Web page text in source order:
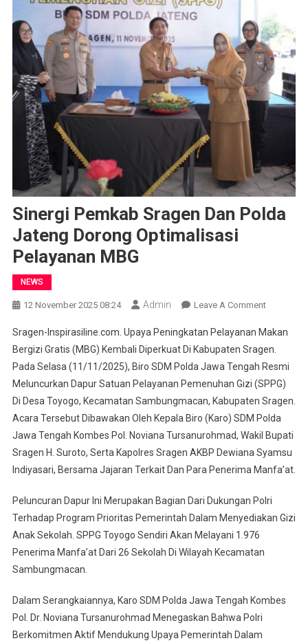
Sinergi Pemkab Sragen Dan Polda
Jateng Dorong Optimalisasi
Pelayanan MBG
NEWS
12 November 2025 08:24 Admin Leave A CommentOn
Pemkab
Sragen
Dan
Polda
Jateng
Dorong
Sragen-Inspirasiline.com. Upaya Peningkatan Pelayanan Makan
Bergizi Gratis (MBG) Kembali Diperkuat Di Kabupaten Sragen.
Pada Selasa (11/11/2025), Biro SDM Polda Jawa Tengah Resmi
Meluncurkan Dapur Satuan Pelayanan Pemenuhan Gizi (SPPG)
Di Desa Toyogo, Kecamatan Sambungmacan, Kabupaten Sragen.
Acara Tersebut Dibawakan Oleh Kepala Biro (Karo) SDM Polda
Jawa Tengah Kombes Pol. Noviana Tursanurohmad, Wakil Bupati
Sragen H. Suroto, Serta Kapolres Sragen AKBP Dewiana Syamsu
Indiyasari, Bersama Jajaran Terkait Dan Para Penerima Manfa’at.
Peluncuran Dapur Ini Merupakan Bagian Dari Dukungan Polri
Terhadap Program Prioritas Pemerintah Dalam Menyediakan Gizi
Anak Sekolah. SPPG Toyogo Sendiri Akan Melayani 1.976
Penerima Manfa’at Dari 26 Sekolah Di Wilayah Kecamatan
Sambungmacan.
Dalam Serangkaiannya, Karo SDM Polda Jawa Tengah Kombes
Pol. Dr. Noviana Tursanurohmad Menegaskan Bahwa Polri
Berkomitmen Aktif Mendukung Upaya Pemerintah Dalam